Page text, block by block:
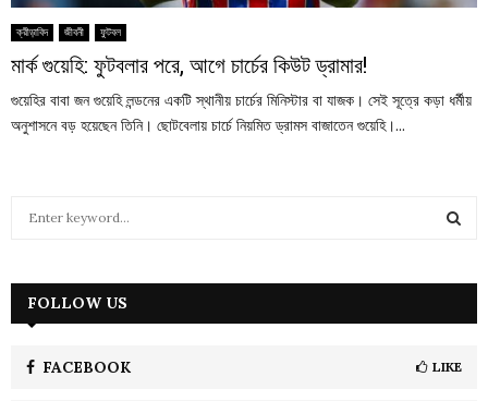
ক্রীড়াবিদ জীবনী ফুটবল
মার্ক গুয়েহি: ফুটবলার পরে, আগে চার্চের কিউট ড্রামার!
গুয়েহির বাবা জন গুয়েহি লন্ডনের একটি স্থানীয় চার্চের মিনিস্টার বা যাজক। সেই সূত্রে কড়া ধর্মীয়
অনুশাসনে বড় হয়েছেন তিনি। ছোটবেলায় চার্চে নিয়মিত ড্রামস বাজাতেন গুয়েহি।...
h
FOLLOW US
FACEBOOK LIKE